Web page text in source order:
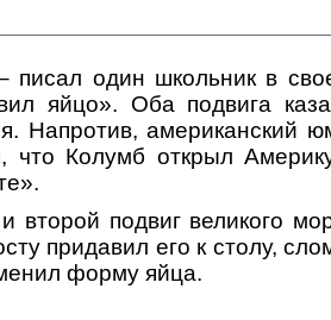
один школьник в
яйцо». Оба подвига
Напротив, американский
что Колумб открыл
подвиг великого
придавил его к столу,
форму яйца.